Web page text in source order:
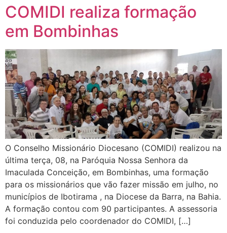
COMIDI realiza formação
em Bombinhas
O Conselho Missionário Diocesano (COMIDI) realizou na
última terça, 08, na Paróquia Nossa Senhora da
Imaculada Conceição, em Bombinhas, uma formação
para os missionários que vão fazer missão em julho, no
municípios de Ibotirama , na Diocese da Barra, na Bahia.
A formação contou com 90 participantes. A assessoria
foi conduzida pelo coordenador do COMIDI, […]